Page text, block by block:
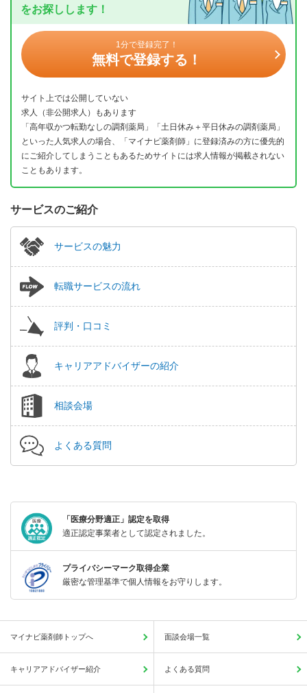
をお探しします！
1分で登録完了！
無料で登録する！
サイト上では公開していない
求人（非公開求人）もあります
「高年収かつ転勤なしの調剤薬局」「土日休み＋平日休みの調剤薬局」
といった人気求人の場合、「マイナビ薬剤師」に登録済みの方に優先的
にご紹介してしまうこともあるためサイトには求人情報が掲載されない
こともあります。
サービスのご紹介
サービスの魅力
転職サービスの流れ
評判・口コミ
キャリアアドバイザーの紹介
相談会場
よくある質問
「医療分野適正」認定を取得
適正認定事業者として認定されました。
プライバシーマーク取得企業
厳密な管理基準で個人情報をお守りします。
マイナビ薬剤師トップへ 面談会場一覧
キャリアアドバイザー紹介 よくある質問